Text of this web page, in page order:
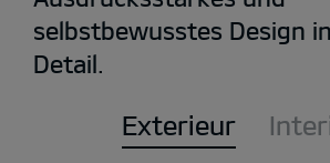
selbstbewusstes Design
Detail.
Exterieur